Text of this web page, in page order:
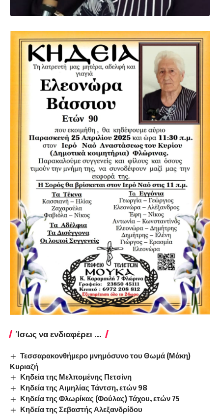
Ίσως να ενδιαφέρει ...
Τεσσαρακονθήμερο μνημόσυνο του Θωμά (Μάκη)
Κυριαζή
Κηδεία της Μελπομένης Πετσίνη
Κηδεία της Αιμηλίας Τάντση, ετών 98
Κηδεία της Φλωρίκας (Φούλας) Τάχου, ετών 75
Κηδεία της Σεβαστής Αλεξανδρίδου